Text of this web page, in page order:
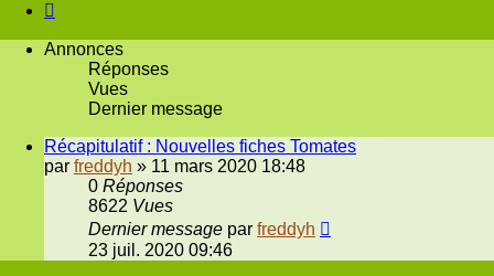
Annonces
Réponses
Vues
Dernier message
Récapitulatif : Nouvelles fiches Tomates
par freddyh » 11 mars 2020 18:48
0 Réponses
8622 Vues
Dernier message par freddyh
23 juil. 2020 09:46